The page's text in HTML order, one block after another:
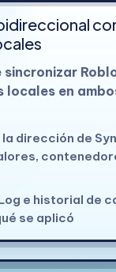
sincronizar
locales en
dirección de
e historial de
se aplicó